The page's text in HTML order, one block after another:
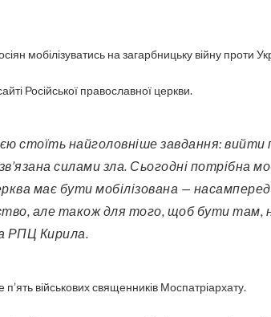
мобілізуватись на загарбницьку війну проти
Російської православної церкви.
силами зла. Сьогодні потрібна
має бути мобілізована —
але також для того, щоб бути там,
РПЦ Кирила.
військових священників Моспатріархату.